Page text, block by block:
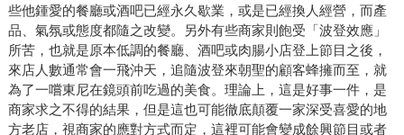
些他鍾愛的餐廳或酒吧已經永久歇業，或是已經換人經營，而產
品、氣氛或態度都隨之改變。另外有些商家則飽受「波登效應」
所苦，也就是原本低調的餐廳、酒吧或肉腸小店登上節目之後，
來店人數通常會一飛沖天，追隨波登來朝聖的顧客蜂擁而至，就
為了一嚐東尼在鏡頭前吃過的美食。理論上，這是好事一件，是
商家求之不得的結果，但是這也可能徹底顛覆一家深受喜愛的地
方老店，視商家的應對方式而定，這裡可能會變成餘興節目或者